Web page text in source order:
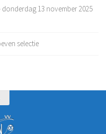
13 november 2025
selectie